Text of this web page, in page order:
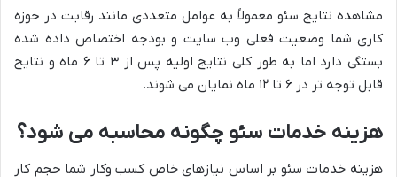
مشاهده نتایج سئو معمولاً به عوامل متعددی مانند رقابت در حوزه
کاری شما وضعیت فعلی وب سایت و بودجه اختصاص داده شده
بستگی دارد اما به طور کلی نتایج اولیه پس از ۳ تا ۶ ماه و نتایج
قابل توجه تر در ۶ تا ۱۲ ماه نمایان می شوند.
هزینه خدمات سئو چگونه محاسبه می شود؟
هزینه خدمات سئو بر اساس نیازهای خاص کسب وکار شما حجم کار